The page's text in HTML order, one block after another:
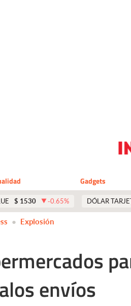
Gadgets
$ 1530 -0.65% DÓLAR
Explosión
envíos